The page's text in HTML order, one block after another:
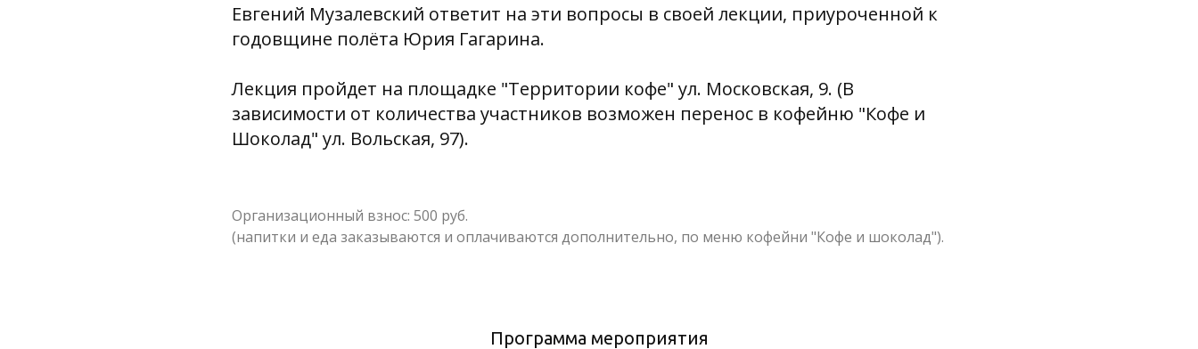
Евгений Музалевский ответит на эти вопросы в своей лекции, приуроченной к
годовщине полёта Юрия Гагарина.
Лекция пройдет на площадке "Территории кофе" ул. Московская, 9. (В
зависимости от количества участников возможен перенос в кофейню "Кофе и
Шоколад" ул. Вольская, 97).
Организационный взнос: 500 руб.
(напитки и еда заказываются и оплачиваются дополнительно, по меню кофейни "Кофе и шоколад").
Программа мероприятия